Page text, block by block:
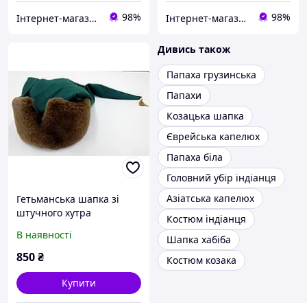
Інтернет-магазин "InFine" 98% Інтернет-магазин "InFine" 98%
Гетьманська шапка зі
штучного хутра
В наявності
850₴
Купити
Дивись також
Папаха грузинська
Папахи
Козацька шапка
Єврейська капелюх
Папаха біла
Головний убір індіанця
Азіатська капелюх
Костюм індіанця
Шапка хабіба
Костюм козака